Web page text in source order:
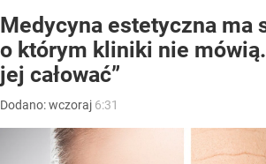
Medycyna estetyczna ma
o którym kliniki nie
jej całować”
Dodano:wczoraj 6:31